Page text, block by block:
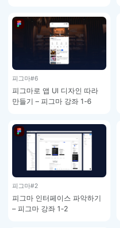
피그마#6
피그마로 앱 UI 디자인 따라
만들기 – 피그마 강좌 1-6
피그마#2
피그마 인터페이스 파악하기
– 피그마 강좌 1-2